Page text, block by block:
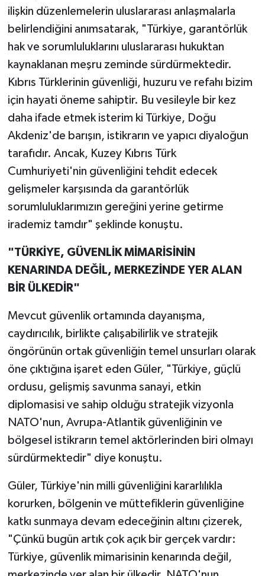
ilişkin düzenlemelerin uluslararası anlaşmalarla
belirlendiğini anımsatarak, "Türkiye, garantörlük
hak ve sorumluluklarını uluslararası hukuktan
kaynaklanan meşru zeminde sürdürmektedir.
Kıbrıs Türklerinin güvenliği, huzuru ve refahı bizim
için hayati öneme sahiptir. Bu vesileyle bir kez
daha ifade etmek isterim ki Türkiye, Doğu
Akdeniz'de barışın, istikrarın ve yapıcı diyaloğun
tarafıdır. Ancak, Kuzey Kıbrıs Türk
Cumhuriyeti'nin güvenliğini tehdit edecek
gelişmeler karşısında da garantörlük
sorumluluklarımızın gereğini yerine getirme
irademiz tamdır" şeklinde konuştu.
"TÜRKİYE, GÜVENLİK MİMARİSİNİN
KENARINDA DEĞİL, MERKEZİNDE YER ALAN
BİR ÜLKEDİR"
Mevcut güvenlik ortamında dayanışma,
caydırıcılık, birlikte çalışabilirlik ve stratejik
öngörünün ortak güvenliğin temel unsurları olarak
öne çıktığına işaret eden Güler, "Türkiye, güçlü
ordusu, gelişmiş savunma sanayi, etkin
diplomasisi ve sahip olduğu stratejik vizyonla
NATO'nun, Avrupa-Atlantik güvenliğinin ve
bölgesel istikrarın temel aktörlerinden biri olmayı
sürdürmektedir" diye konuştu.
Güler, Türkiye'nin milli güvenliğini kararlılıkla
korurken, bölgenin ve müttefiklerin güvenliğine
katkı sunmaya devam edeceğinin altını çizerek,
"Çünkü bugün artık çok açık bir gerçek vardır:
Türkiye, güvenlik mimarisinin kenarında değil,